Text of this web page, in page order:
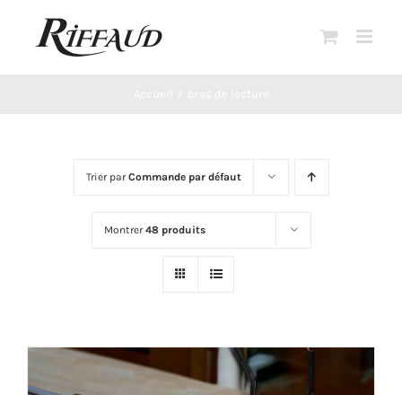
Trier parCommande par défaut
Montrer48 produits